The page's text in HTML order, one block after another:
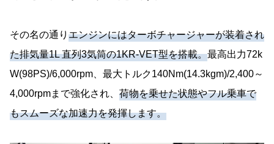
その名の通り エンジンにはターボチャージャーが装着され
た排気量1L 直列3気筒の1KR-VET型を搭載。最高出力72k
W(98PS)/6,000rpm、最大トルク140Nm(14.3kgm)/2,400～
4,000rpmまで強化され、 荷物を乗せた状態やフル乗車で
もスムーズな加速力を発揮します。